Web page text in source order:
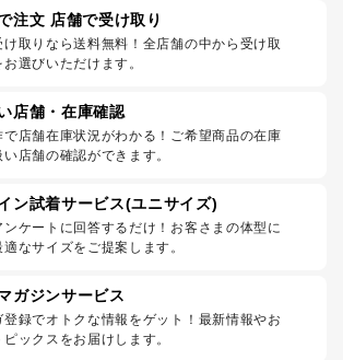
注文 店舗で受け取り
け取りなら送料無料！全店舗の中から受け取
お選びいただけます。
店舗・在庫確認
で店舗在庫状況がわかる！ご希望商品の在庫
店舗の確認ができます。
ン試着サービス(ユニサイズ)
ンケートに回答するだけ！お客さまの体型に
なサイズをご提案します。
ガジンサービス
登録でオトクな情報をゲット！最新情報やお
ックスをお届けします。